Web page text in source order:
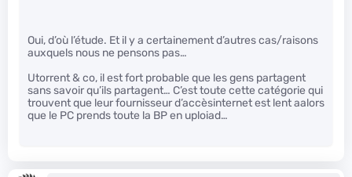
Oui, d’où l’étude. Et il y a certainement d’autres cas/raisons
auxquels nous ne pensons pas…
Utorrent & co, il est fort probable que les gens partagent
sans savoir qu’ils partagent… C’est toute cette catégorie qui
trouvent que leur fournisseur d’accèsinternet est lent aalors
que le PC prends toute la BP en uploiad…